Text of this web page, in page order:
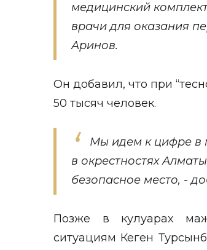
медицинский
врачи для оказания
Аринов.
Он добавил, что при
50 тысяч человек.
Мы идем к цифре в
в окрестностях
безопасное место, -
Позже в кулуарах
ситуациям Кеген